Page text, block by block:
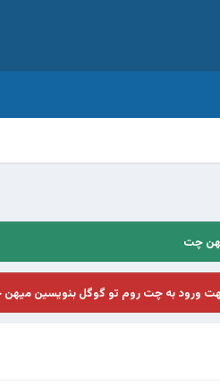
چت
ورود به چت روم تو گوگل بنویسین میهن